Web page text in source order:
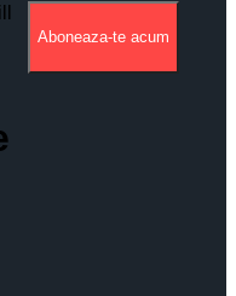
Aboneaza-te acum